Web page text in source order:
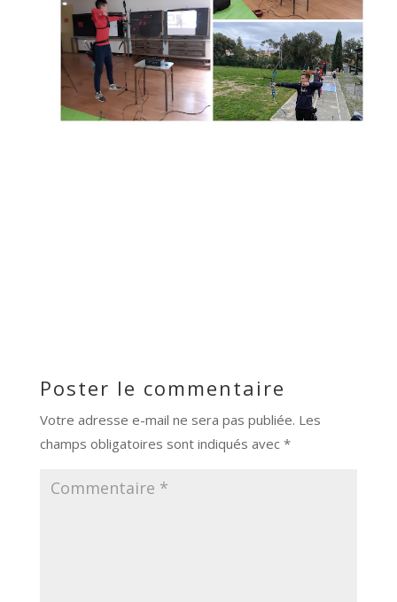
Poster le commentaire
Votre adresse e-mail ne sera pas publiée. Les
champs obligatoires sont indiqués avec *